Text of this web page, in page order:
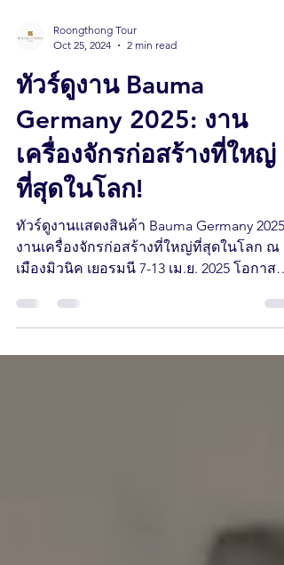
Roongthong Tour
Oct 25, 2024
2 min read
ทัวร์ดูงาน Bauma
Germany 2025: งาน
เครื่องจักรก่อสร้างที่ใหญ่
ที่สุดในโลก!
ทัวร์ดูงานเเสดงสินค้า Bauma Germany 2025
งานเครื่องจักรก่อสร้างที่ใหญ่ที่สุดในโลก ณ